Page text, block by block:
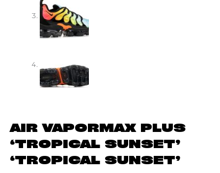
AIR VAPORMAX PLUS
‘TROPICAL SUNSET’
‘TROPICAL SUNSET’